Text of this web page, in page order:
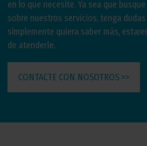
en lo que necesite. Ya sea que
sobre nuestros servicios, tenga
simplemente quiera saber más,
de atenderle.
CONTACTE CON NOSOTROS >>